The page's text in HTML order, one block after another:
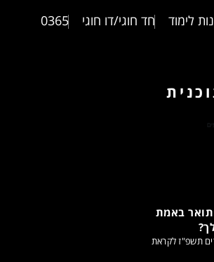
חד חוגי/דו חוגי 0365
תואר באמת
תשפ"ז לקראת